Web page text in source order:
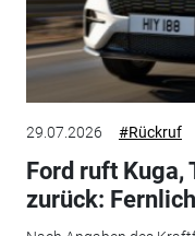
29.07.2026 #Rückruf
Ford ruft Kuga,
zurück: